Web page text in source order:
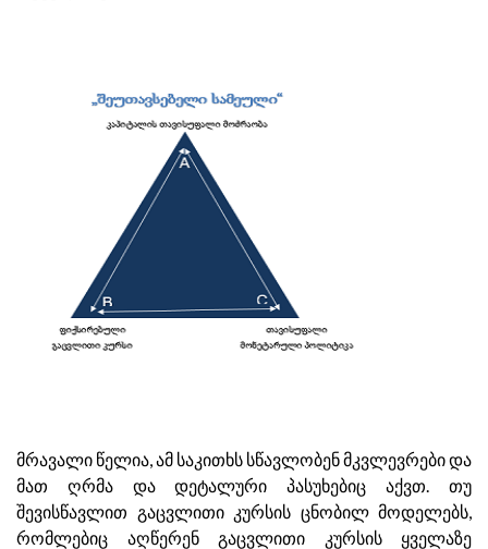
მრავალი წელია, ამ საკითხს სწავლობენ მკვლევრები და
მათ ღრმა და დეტალური პასუხებიც აქვთ. თუ
შევისწავლით გაცვლითი კურსის ცნობილ მოდელებს,
რომლებიც აღწერენ გაცვლითი კურსის ყველაზე